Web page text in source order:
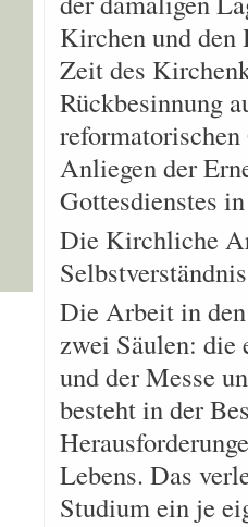
Kirchen und den
Zeit des
Rückbesinnung
Anliegen der
Gottesdienstes
Die Kirchliche
Die Arbeit in
zwei Säulen: die
und der Messe
besteht in der
Lebens. Das
Studium ein je